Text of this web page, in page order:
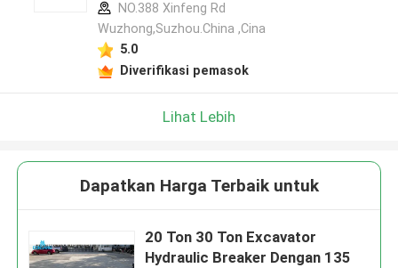
NO.388 Xinfeng Rd
Wuzhong,Suzhou.China ,Cina
5.0
Diverifikasi pemasok
Lihat Lebih
Dapatkan Harga Terbaik untuk
20 Ton 30 Ton Excavator
Hydraulic Breaker Dengan 135